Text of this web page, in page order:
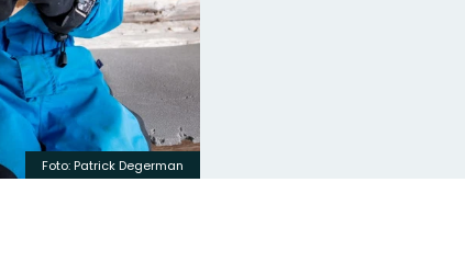
Foto: Patrick Degerman